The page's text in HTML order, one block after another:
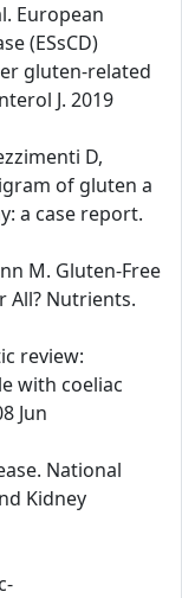
European
(ESsCD)
gluten-related
J. 2019
D,
of gluten a
a case report.
M. Gluten-Free
All? Nutrients.
review:
with coeliac
Jun
National
Kidney